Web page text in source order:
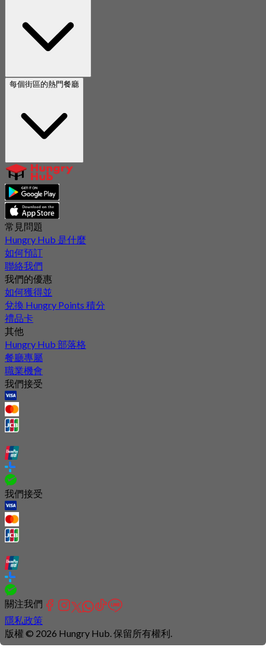
每個街區的熱門餐廳
常見問題
Hungry Hub 是什麼
如何預訂
聯絡我們
我們的優惠
如何獲得並
兌換 Hungry Points 積分
禮品卡
其他
Hungry Hub 部落格
餐廳專屬
職業機會
我們接受
我們接受
關注我們
隱私政策
版權 © 2026 Hungry Hub. 保留所有權利.
Connection